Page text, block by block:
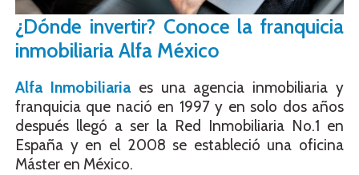
¿Dónde invertir? Conoce la franquicia
inmobiliaria Alfa México
Alfa Inmobiliariaes una agencia inmobiliaria y
franquicia que nació en 1997 y en solo dos años
después llegó a ser la Red Inmobiliaria No.1 en
España y en el 2008 se estableció una oficina
Máster en México.